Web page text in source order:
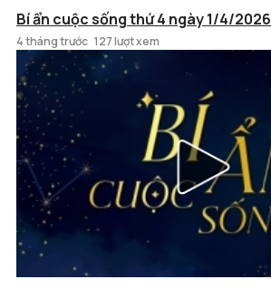
Bí ẩn cuộc sống thứ 4 ngày 1/4/2026
4 tháng trước 127 lượt xem